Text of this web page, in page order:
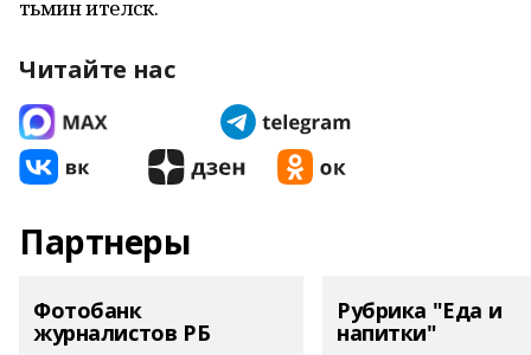
тәьмин ителәсәк.
Читайте нас
Партнеры
Фотобанк
журналистов РБ
Рубрика "Еда и
напитки"